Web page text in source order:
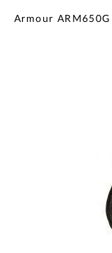
Armour ARM650G